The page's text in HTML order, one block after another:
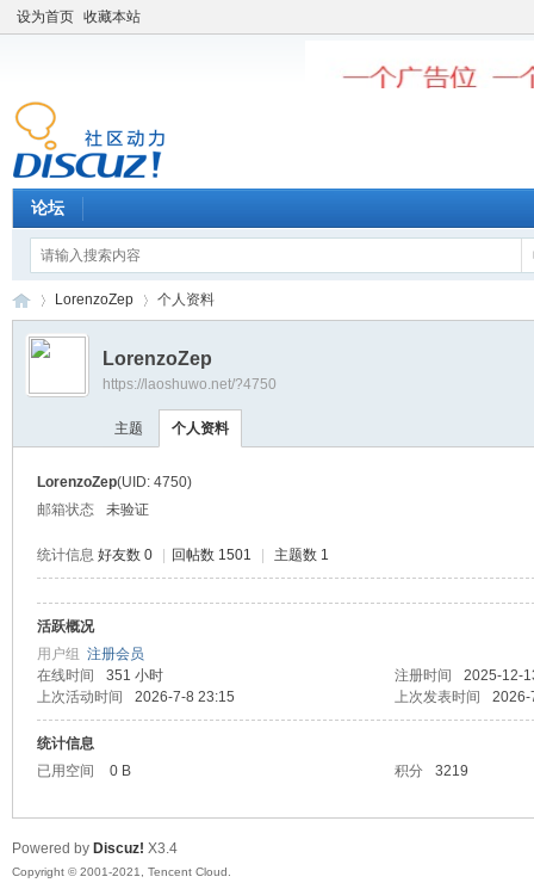
设为首页 收藏本站
论坛
窝
›
LorenzoZep 个人资料
LorenzoZep
https://laoshuwo.net/?4750
主题 个人资料
LorenzoZep(UID: 4750)
邮箱状态
未验证
统计信息 好友数 0 回帖数 1501 主题数 1
活跃概况
用户组 注册会员
在线时间
351 小时 注册时间
2025-12-
上次活动时间
2026-7-8 23:15 上次发表时间 2026-
统计信息
已用空间
0 B 积分 3219
Powered by Discuz! X3.4
Copyright © 2001-2021, Tencent Cloud.